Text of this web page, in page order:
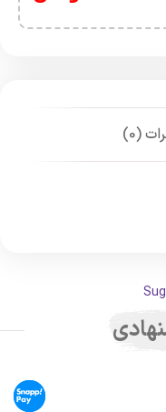
(0)